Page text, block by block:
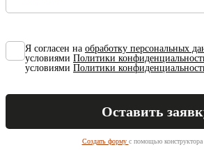
Я согласен на обработку персональных
условиями Политики
условиями Политики
Создать форму с помощью